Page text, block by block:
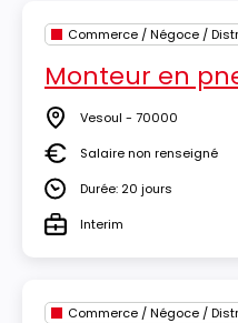
Commerce / Négoce /
Monteur en
Lieu Vesoul - 70000
SalaireSalaire non renseigné
DuréeDurée: 20 jours
TypeInterim
Commerce / Négoce /